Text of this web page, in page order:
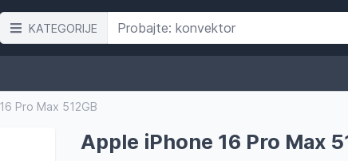
KATEGORIJE
Pro Max 512GB
Apple iPhone 16 Pro Max